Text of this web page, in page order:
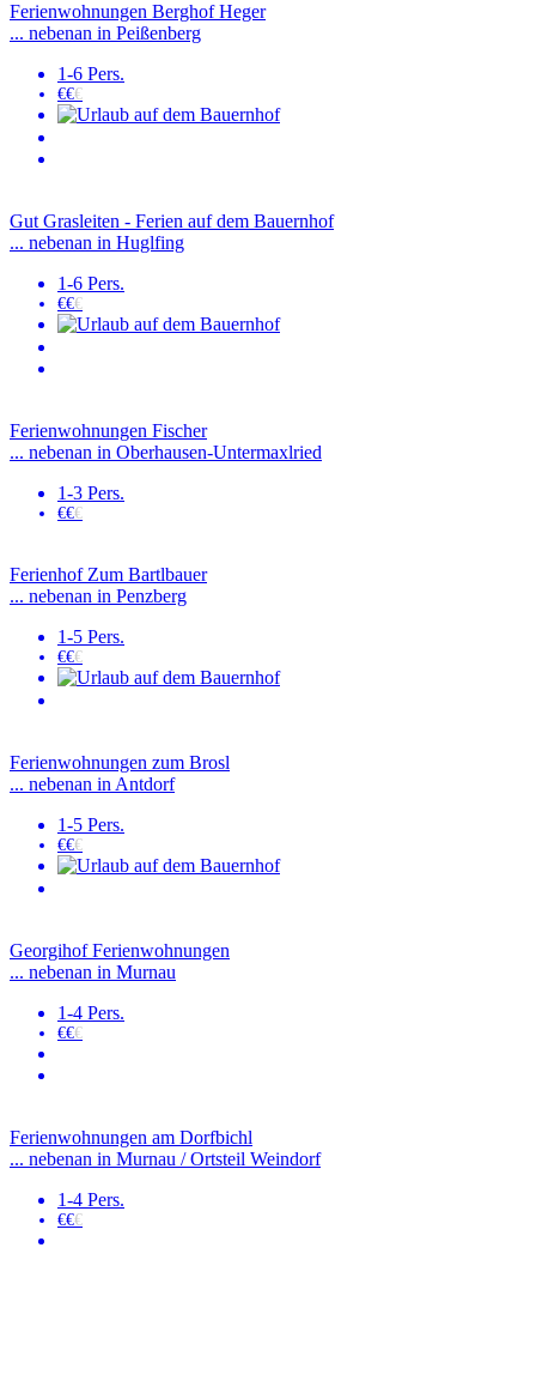
Ferienwohnungen Berghof Heger
... nebenan in Peißenberg
1-6 Pers.
€€€
Gut Grasleiten - Ferien auf dem Bauernhof
... nebenan in Huglfing
1-6 Pers.
€€€
Ferienwohnungen Fischer
... nebenan in Oberhausen-Untermaxlried
1-3 Pers.
€€€
Ferienhof Zum Bartlbauer
... nebenan in Penzberg
1-5 Pers.
€€€
Ferienwohnungen zum Brosl
... nebenan in Antdorf
1-5 Pers.
€€€
Georgihof Ferienwohnungen
... nebenan in Murnau
1-4 Pers.
€€€
Ferienwohnungen am Dorfbichl
... nebenan in Murnau / Ortsteil Weindorf
1-4 Pers.
€€€